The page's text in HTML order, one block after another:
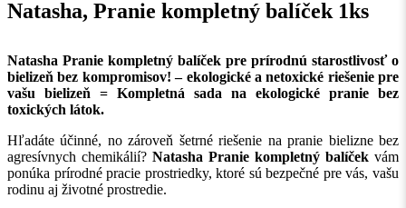
Natasha, Pranie kompletný balíček 1ks
Natasha Pranie kompletný balíček pre prírodnú starostlivosť o
bielizeň bez kompromisov! – ekologické a netoxické riešenie pre
vašu bielizeň = Kompletná sada na ekologické pranie bez
toxických látok.
Hľadáte účinné, no zároveň šetrné riešenie na pranie bielizne bez
agresívnych chemikálií? Natasha Pranie kompletný balíček vám
ponúka prírodné pracie prostriedky, ktoré sú bezpečné pre vás, vašu
rodinu aj životné prostredie.